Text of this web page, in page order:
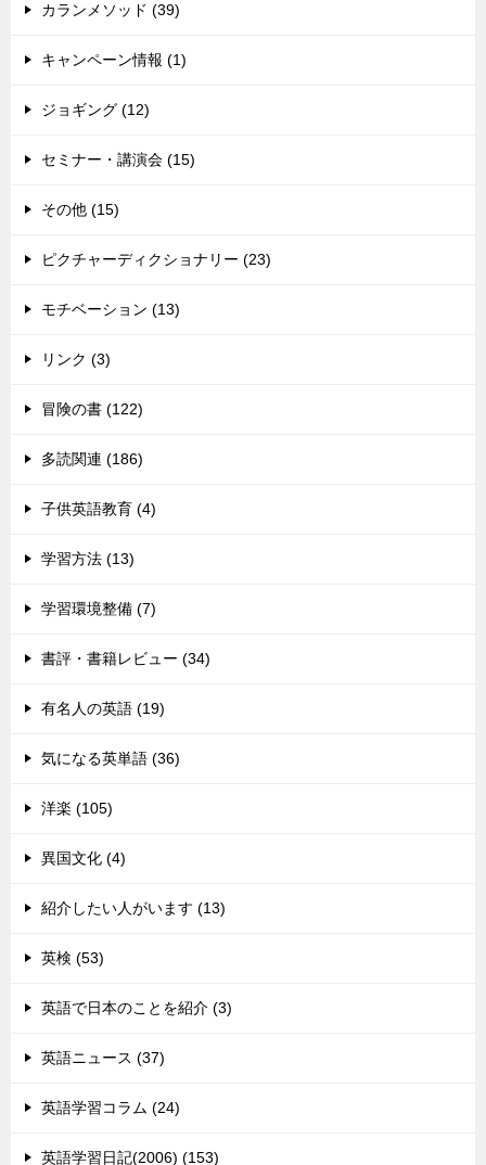
カランメソッド (39)
キャンペーン情報 (1)
ジョギング (12)
セミナー・講演会 (15)
その他 (15)
ピクチャーディクショナリー (23)
モチベーション (13)
リンク (3)
冒険の書 (122)
多読関連 (186)
子供英語教育 (4)
学習方法 (13)
学習環境整備 (7)
書評・書籍レビュー (34)
有名人の英語 (19)
気になる英単語 (36)
洋楽 (105)
異国文化 (4)
紹介したい人がいます (13)
英検 (53)
英語で日本のことを紹介 (3)
英語ニュース (37)
英語学習コラム (24)
英語学習日記(2006) (153)